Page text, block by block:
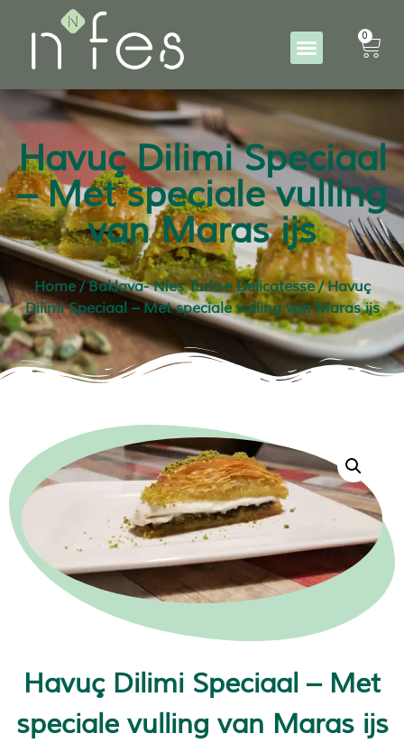
0
Havuç Dilimi Speciaal
– Met speciale vulling
van Maras ijs
Home/ Baklava- Nfes Turkse Delicatesse/ Havuç
Dilimi Speciaal – Met speciale vulling van Maras ijs
Havuç Dilimi Speciaal – Met
speciale vulling van Maras ijs